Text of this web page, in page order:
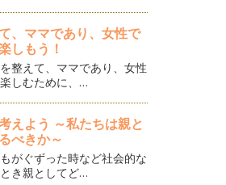
、ママであり、女性で
しもう！
整えて、ママであり、女性
しむために、…
えよう ～私たちは親と
べきか～
がぐずった時など社会的な
き親としてど…